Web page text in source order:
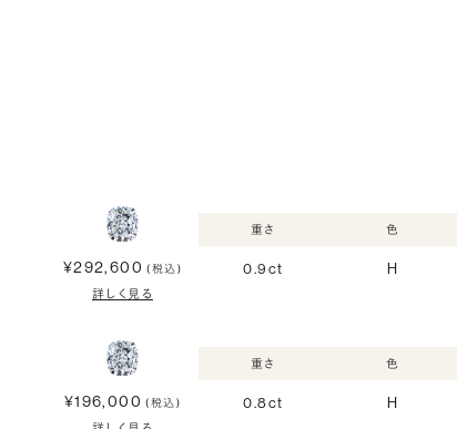
¥292,600 (税込)
詳しく見る
重さ
0.9ct
色
H
¥196,000 (税込)
重さ
0.8ct
色
H